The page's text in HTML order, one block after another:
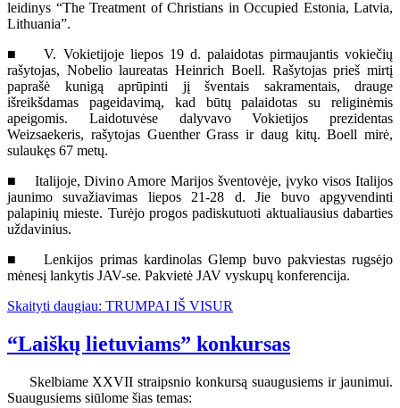
leidinys “The Treatment of Christians in Occupied Estonia, Latvia,
Lithuania”.
■ V. Vokietijoje liepos 19 d. palaidotas pirmaujantis vokiečių
rašytojas, Nobelio laureatas Heinrich Boell. Rašytojas prieš mirtį
paprašė kunigą aprūpinti jį šventais sakramentais, drauge
išreikšdamas pageidavimą, kad būtų palaidotas su religinėmis
apeigomis. Laidotuvėse dalyvavo Vokietijos prezidentas
Weizsaekeris, rašytojas Guenther Grass ir daug kitų. Boell mirė,
sulaukęs 67 metų.
■ Italijoje, Divino Amore Marijos šventovėje, įvyko visos Italijos
jaunimo suvažiavimas liepos 21-28 d. Jie buvo apgyvendinti
palapinių mieste. Turėjo progos padiskutuoti aktualiausius dabarties
uždavinius.
■ Lenkijos primas kardinolas Glemp buvo pakviestas rugsėjo
mėnesį lankytis JAV-se. Pakvietė JAV vyskupų konferencija.
Skaityti daugiau: TRUMPAI IŠ VISUR
“Laiškų lietuviams” konkursas
Skelbiame XXVII straipsnio konkursą suaugusiems ir jaunimui.
Suaugusiems siūlome šias temas: